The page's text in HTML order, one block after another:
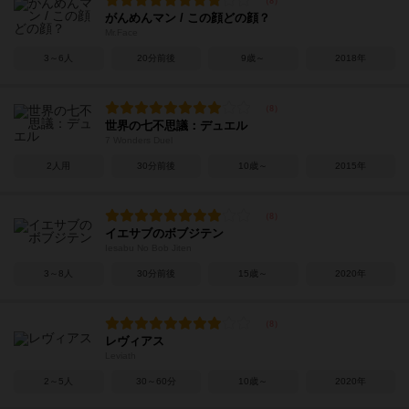
がんめんマン / この顔どの顔？
3～6人 20分前後 9歳～ 2018年
世界の七不思議：デュエル
2人用 30分前後 10歳～ 2015年
イエサブのボブジテン
3～8人 30分前後 15歳～ 2020年
レヴィアス
2～5人 30～60分 10歳～ 2020年